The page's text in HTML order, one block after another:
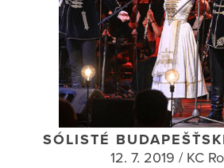
SÓLISTÉ
12. 7. 2019 / KC